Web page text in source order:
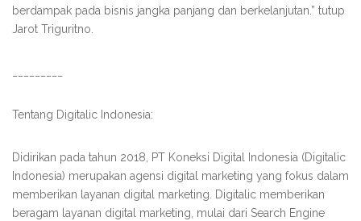
berdampak pada bisnis jangka panjang dan berkelanjutan.” tutup
Jarot Triguritno.
Tentang Digitalic Indonesia:
Didirikan pada tahun 2018, PT Koneksi Digital Indonesia (Digitalic
Indonesia) merupakan agensi digital marketing yang fokus dalam
memberikan layanan digital marketing. Digitalic memberikan
beragam layanan digital marketing, mulai dari Search Engine